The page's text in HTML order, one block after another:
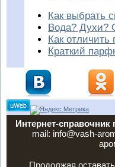
Как выбрать
Вода? Духи?
Как
Краткий
Интернет-
mail: info@vash-
Продолжая